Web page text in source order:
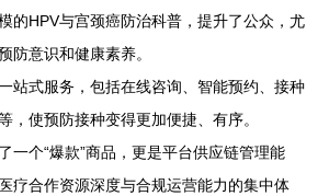
的HPV与宫颈癌防治科普，提升了公众，尤
防意识和健康素养。
站式服务，包括在线咨询、智能预约、接种
，使预防接种变得更加便捷、有序。
一个“爆款”商品，更是平台供应链管理能
疗合作资源深度与合规运营能力的集中体